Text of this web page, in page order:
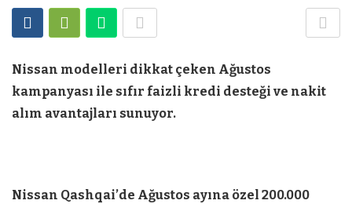
Nissan modelleri dikkat çeken Ağustos
kampanyası ile sıfır faizli kredi desteği ve nakit
alım avantajları sunuyor.
Nissan Qashqai’de Ağustos ayına özel 200.000